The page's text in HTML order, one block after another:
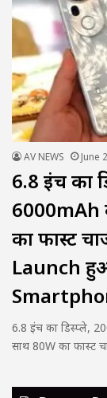
AV NEWS June
6.8 इंच का
6000mAh
का फास्ट
Launch
6.8 इंच का डिस्प्ले,
साथ 80W का फास्ट